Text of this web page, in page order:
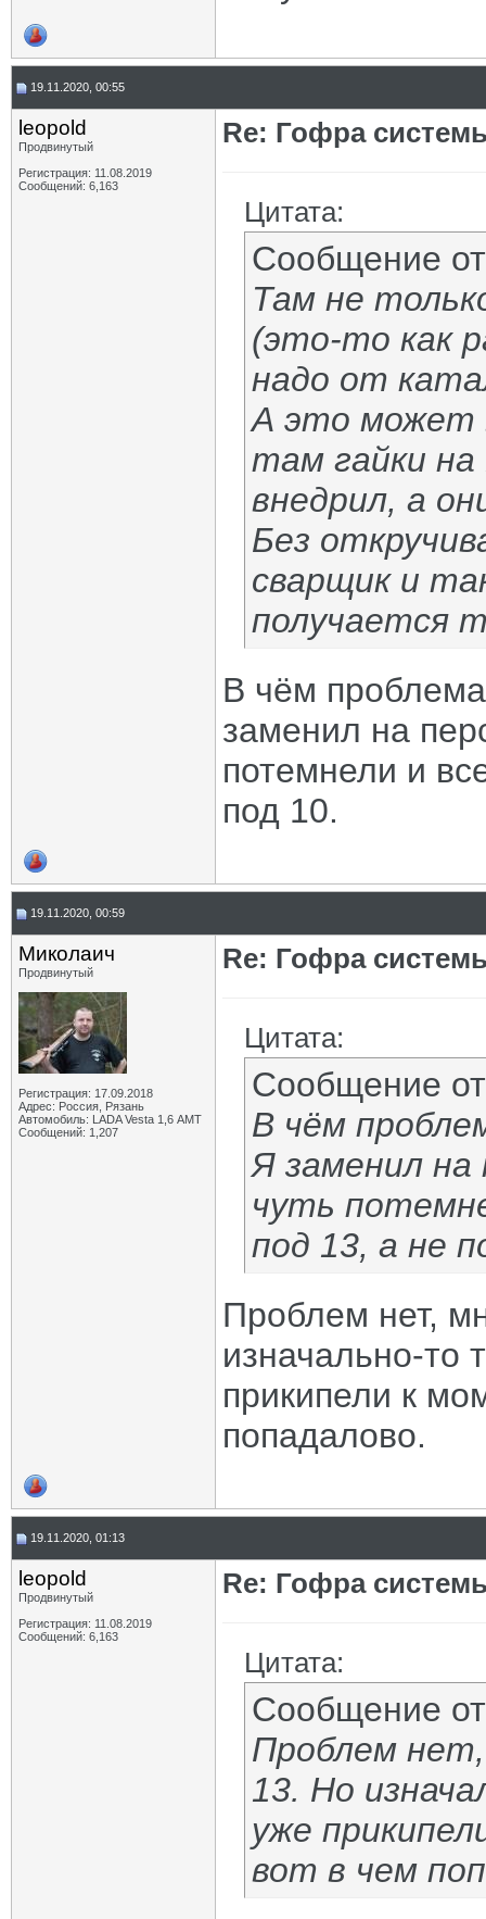
19.11.2020, 00:55
leopold
Продвинутый
Регистрация: 11.08.2019
Сообщений: 6,163
Re: Гофра
Цитата:
Сообщение
Там не
(это-то как
надо от
А это может
там гайки на
внедрил, а
Без
сварщик и
получается
В чём
заменил на
потемнели и
под 10.
19.11.2020, 00:59
Миколаич
Продвинутый
Регистрация: 17.09.2018
Адрес: Россия, Рязань
Автомобиль: LADA Vesta 1,6 АМТ
Сообщений: 1,207
Re: Гофра
Цитата:
Сообщение
В чём
Я заменил на
чуть
под 13, а не
Проблем нет,
изначально-то
прикипели к
попадалово.
19.11.2020, 01:13
leopold
Продвинутый
Регистрация: 11.08.2019
Сообщений: 6,163
Re: Гофра
Цитата:
Сообщение
Проблем
13. Но
уже
вот в чем